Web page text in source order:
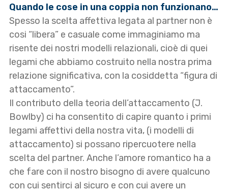
Quando le cose in una coppia non funzionano…
Spesso la scelta affettiva legata al partner non è
cosi “libera” e casuale come immaginiamo ma
risente dei nostri modelli relazionali, cioè di quei
legami che abbiamo costruito nella nostra prima
relazione significativa, con la cosiddetta “figura di
attaccamento”.
Il contributo della teoria dell’attaccamento (J.
Bowlby) ci ha consentito di capire quanto i primi
legami affettivi della nostra vita, (i modelli di
attaccamento) si possano ripercuotere nella
scelta del partner. Anche l’amore romantico ha a
che fare con il nostro bisogno di avere qualcuno
con cui sentirci al sicuro e con cui avere un